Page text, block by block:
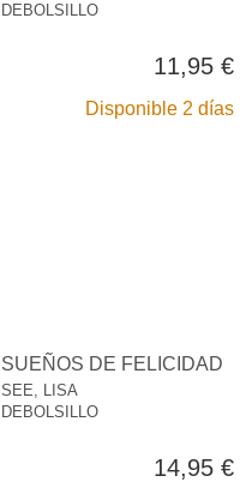
DEBOLSILLO
11,95 €
Disponible 2 días
SUEÑOS DE FELICIDAD
SEE, LISA
DEBOLSILLO
14,95 €